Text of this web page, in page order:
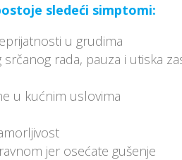
sledeći simptomi:
u grudima
rada, pauza i utiska
u kućnim uslovima
jer osećate gušenje